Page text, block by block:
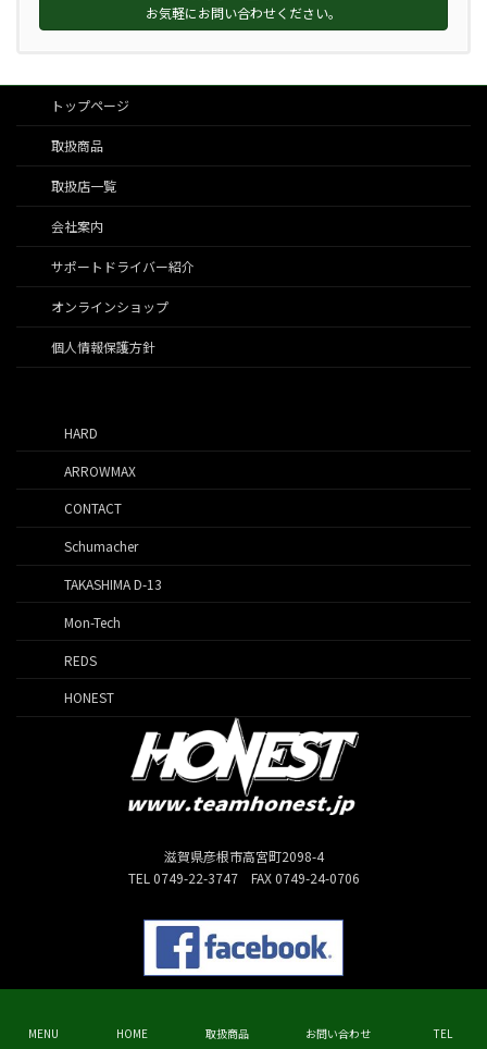
お気軽にお問い合わせください。
トップページ
取扱商品
取扱店一覧
会社案内
サポートドライバー紹介
オンラインショップ
個人情報保護方針
HARD
ARROWMAX
CONTACT
Schumacher
TAKASHIMA D-13
Mon-Tech
REDS
HONEST
滋賀県彦根市高宮町2098-4
TEL 0749-22-3747 FAX 0749-24-0706
MENU HOME 取扱商品 お問い合わせ TEL